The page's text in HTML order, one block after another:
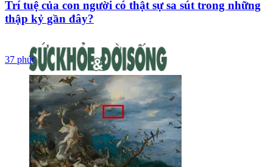
Trí tuệ của con người có thật sự sa sút trong những
thập kỷ gần đây?
37 phút